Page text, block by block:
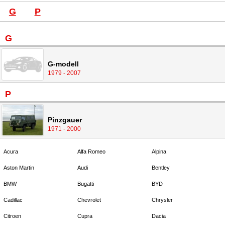
G P
G
G-modell
1979 - 2007
P
Pinzgauer
1971 - 2000
Acura Alfa Romeo Alpina
Aston Martin Audi Bentley
BMW Bugatti BYD
Cadillac Chevrolet Chrysler
Citroen Cupra Dacia